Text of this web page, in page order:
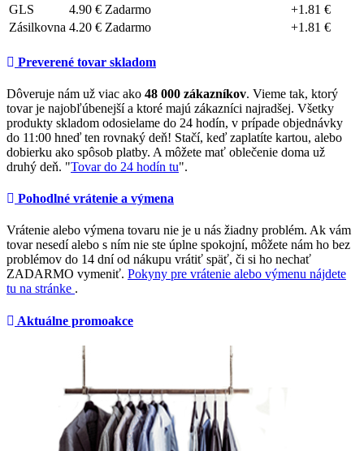
GLS
4.90 € Zadarmo
+1.81 €
Zásilkovna 4.20 € Zadarmo +1.81 €
Preverené tovar skladom
Dôveruje nám už viac ako 48 000 zákazníkov. Vieme tak, ktorý
tovar je najobľúbenejší a ktoré majú zákazníci najradšej. Všetky
produkty skladom odosielame do 24 hodín, v prípade objednávky
do 11:00 hneď ten rovnaký deň! Stačí, keď zaplatíte kartou, alebo
dobierku ako spôsob platby. A môžete mať oblečenie doma už
druhý deň. "Tovar do 24 hodín tu".
Pohodlné vrátenie a výmena
Vrátenie alebo výmena tovaru nie je u nás žiadny problém. Ak vám
tovar nesedí alebo s ním nie ste úplne spokojní, môžete nám ho bez
problémov do 14 dní od nákupu vrátiť späť, či si ho nechať
ZADARMO vymeniť. Pokyny pre vrátenie alebo výmenu nájdete
tu na stránke .
Aktuálne promoakce